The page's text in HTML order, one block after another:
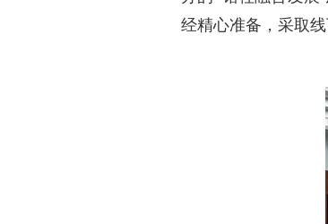
经精心准备，采取